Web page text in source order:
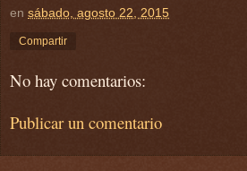
en sábado, agosto 22, 2015
Compartir
No hay comentarios:
Publicar un comentario